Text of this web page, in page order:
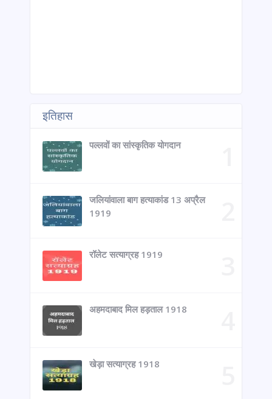
इतिहास
पल्लवों का सांस्कृतिक योगदान
जलियांवाला बाग हत्याकांड 13 अप्रैल
1919
रॉलेट सत्याग्रह 1919
अहमदाबाद मिल हड़ताल 1918
खेड़ा सत्याग्रह 1918